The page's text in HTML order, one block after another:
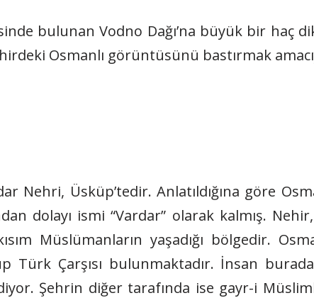
bulunan Vodno Dağı’na büyük bir haç
Osmanlı görüntüsünü bastırmak
Nehri, Üsküp’tedir. Anlatıldığına göre
dolayı ismi “Vardar” olarak kalmış.
Müslümanların yaşadığı bölgedir.
Türk Çarşısı bulunmaktadır. İnsan
Şehrin diğer tarafında ise gayr-i